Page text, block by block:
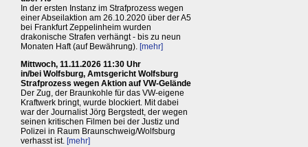
In der ersten Instanz im Strafprozess wegen
einer Abseilaktion am 26.10.2020 über der A5
bei Frankfurt Zeppelinheim wurden
drakonische Strafen verhängt - bis zu neun
Monaten Haft (auf Bewährung). [mehr]
Mittwoch, 11.11.2026 11:30 Uhr
in/bei Wolfsburg, Amtsgericht Wolfsburg
Strafprozess wegen Aktion auf VW-Gelände
Der Zug, der Braunkohle für das VW-eigene
Kraftwerk bringt, wurde blockiert. Mit dabei
war der Journalist Jörg Bergstedt, der wegen
seinen kritischen Filmen bei der Justiz und
Polizei in Raum Braunschweig/Wolfsburg
verhasst ist. [mehr]